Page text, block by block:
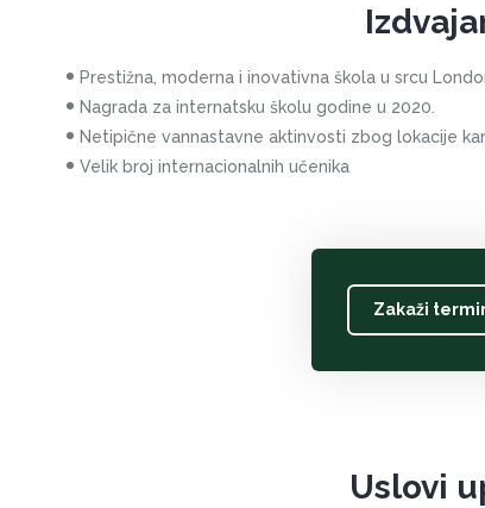
Prestižna, moderna i inovativna škola u srcu
Nagrada za internatsku školu godine u 2020.
Netipične vannastavne aktinvosti zbog lokacije
Velik broj internacionalnih učenika
Zakaži
Uslovi